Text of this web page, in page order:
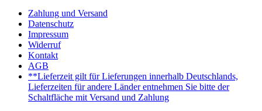
Zahlung und Versand
Datenschutz
Impressum
Widerruf
Kontakt
AGB
**Lieferzeit gilt für Lieferungen innerhalb Deutschlands,
Lieferzeiten für andere Länder entnehmen Sie bitte der
Schaltfläche mit Versand und Zahlung